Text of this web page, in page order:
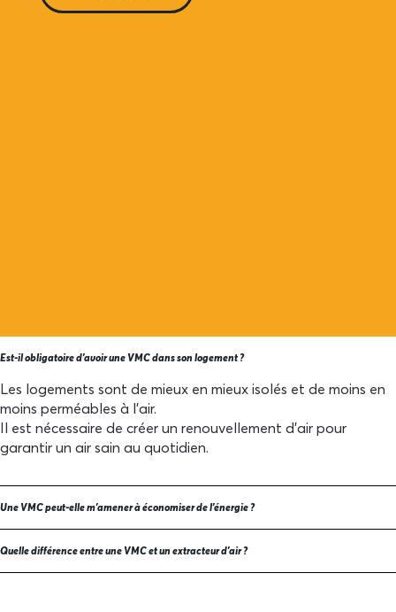
Est-il obligatoire d'avoir une VMC dans son logement ?
Les logements sont de mieux en mieux isolés et de moins en
moins perméables à l’air.
Il est nécessaire de créer un renouvellement d’air pour
garantir un air sain au quotidien.
Une VMC peut-elle m'amener à économiser de l'énergie ?
Quelle différence entre une VMC et un extracteur d'air ?